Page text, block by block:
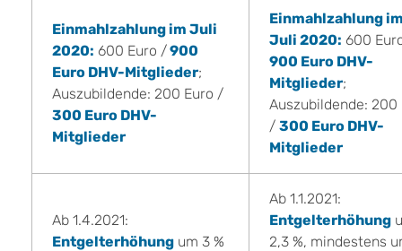
Einmahlzahlung im Juli
2020: 600 Euro /900
Euro DHV-Mitglieder;
Auszubildende: 200 Euro /
300 Euro DHV-
Mitglieder
Einmahlzahlung
Juli 2020: 600
900 Euro DHV-
Mitglieder;
Auszubildende: 200
/300 Euro DHV-
Mitglieder
Ab 1.4.2021:
Entgelterhöhung um 3 %
Ab 1.1.2021:
Entgelterhöhung
2,3 %, mindestens